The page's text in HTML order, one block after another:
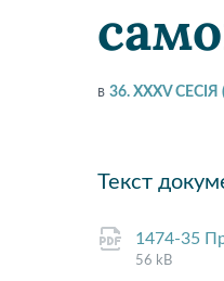
в36. XXXV СЕСІЯ
Текст
1474-35
56 kB